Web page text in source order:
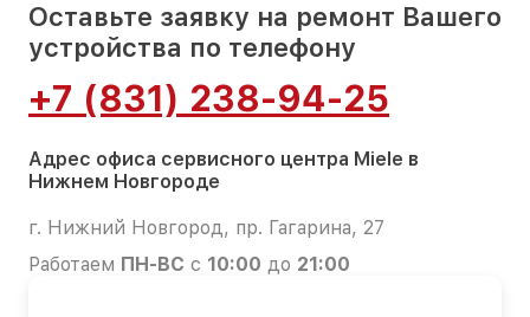
Оставьте заявку на ремонт Вашего
устройства по телефону
+7 (831) 238-94-25
Адрес офиса сервисного центра Miele в
Нижнем Новгороде
г. Нижний Новгород, пр. Гагарина, 27
Работаем ПН-ВС с 10:00 до 21:00